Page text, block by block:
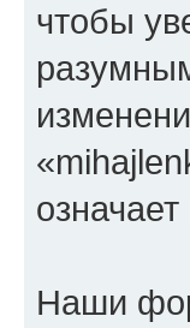
чтобы
Наши